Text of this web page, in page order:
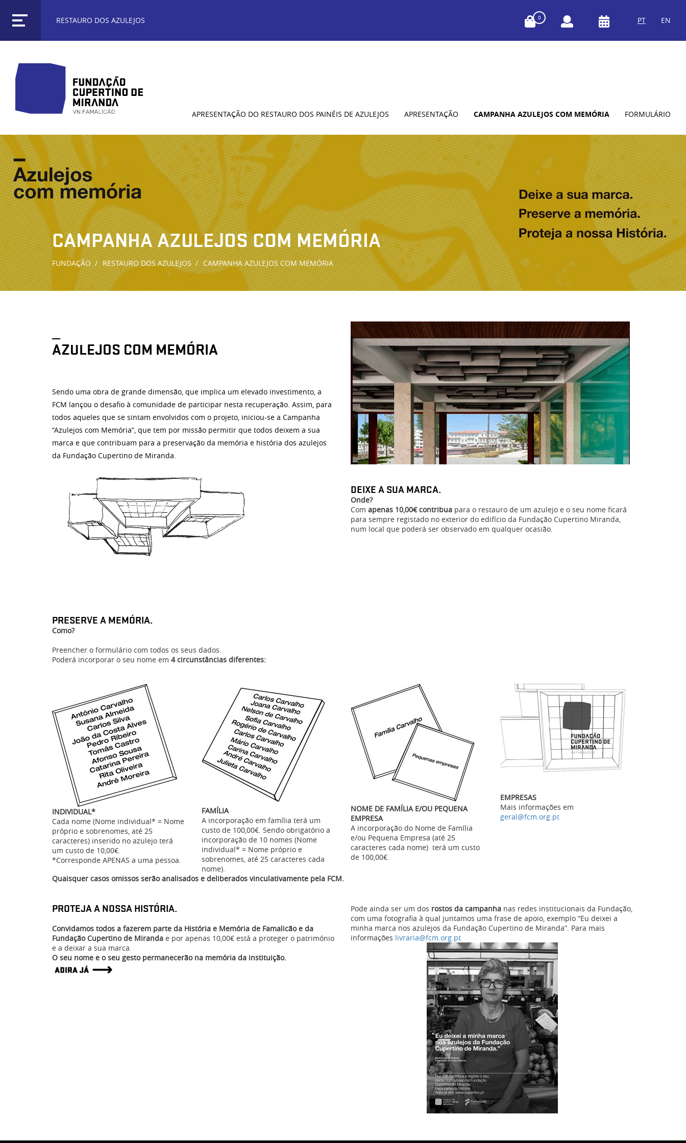
RESTAURO DOS AZULEJOS PT EN
0
APRESENTAÇÃO DO RESTAURO DOS PAINÉIS DE AZULEJOS APRESENTAÇÃO CAMPANHA AZULEJOS COM MEMÓRIA FORMULÁRIO
CAMPANHA AZULEJOS COM MEMÓRIA
FUNDAÇÃO RESTAURO DOS AZULEJOS CAMPANHA AZULEJOS COM MEMÓRIA
AZULEJOS COM MEMÓRIA
Sendo uma obra de grande dimensão, que implica um elevado investimento, a
FCM lançou o desafio à comunidade de participar nesta recuperação. Assim, para
todos aqueles que se sintam envolvidos com o projeto, iniciou-se a Campanha
“Azulejos com Memória”, que tem por missão permitir que todos deixem a sua
marca e que contribuam para a preservação da memória e história dos azulejos
da Fundação Cupertino de Miranda.
DEIXE A SUA MARCA.
Onde?
Com apenas 10,00€ contribua para o restauro de um azulejo e o seu nome ficará
para sempre registado no exterior do edifício da Fundação Cupertino Miranda,
num local que poderá ser observado em qualquer ocasião.
PRESERVE A MEMÓRIA.
Como?
Preencher o formulário com todos os seus dados.
Poderá incorporar o seu nome em 4 circunstâncias diferentes:
INDIVIDUAL*
Cada nome (Nome individual* = Nome
próprio e sobrenomes, até 25
caracteres) inserido no azulejo terá
um custo de 10,00€.
*Corresponde APENAS a uma pessoa.
FAMÍLIA
A incorporação em família terá um
custo de 100,00€. Sendo obrigatório a
incorporação de 10 nomes (Nome
individual* = Nome próprio e
sobrenomes, até 25 caracteres cada
nome).
NOME DE FAMÍLIA E/OU PEQUENA
EMPRESA
A incorporação do Nome de Família
e/ou Pequena Empresa (até 25
caracteres cada nome) terá um custo
de 100,00€.
EMPRESAS
Mais informações em
geral@fcm.org.pt
Quaisquer casos omissos serão analisados e deliberados vinculativamente pela FCM.
PROTEJA A NOSSA HISTÓRIA.
Convidamos todos a fazerem parte da História e Memória de Famalicão e da
Fundação Cupertino de Miranda e por apenas 10,00€ está a proteger o património
e a deixar a sua marca.
O seu nome e o seu gesto permanecerão na memória da instituição.
Pode ainda ser um dos rostos da campanha nas redes institucionais da Fundação,
com uma fotografia à qual juntamos uma frase de apoio, exemplo “Eu deixei a
minha marca nos azulejos da Fundação Cupertino de Miranda”. Para mais
informações livraria@fcm.org.pt